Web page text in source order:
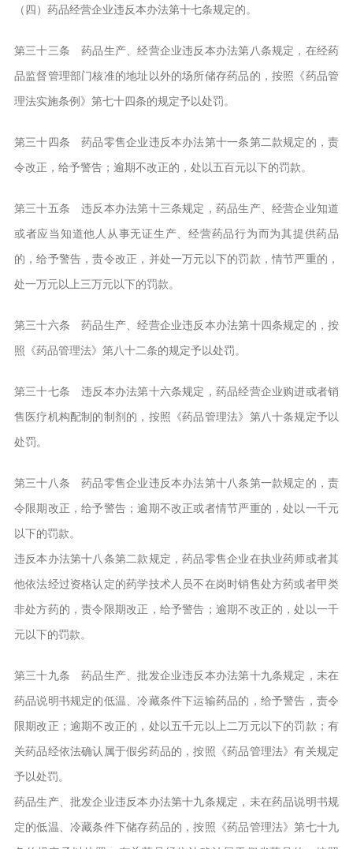
（四）药品经营企业违反本办法第十七条规定的。
第三十三条 药品生产、经营企业违反本办法第八条规定，在经药
品监督管理部门核准的地址以外的场所储存药品的，按照《药品管
理法实施条例》第七十四条的规定予以处罚。
第三十四条 药品零售企业违反本办法第十一条第二款规定的，责
令改正，给予警告；逾期不改正的，处以五百元以下的罚款。
第三十五条 违反本办法第十三条规定，药品生产、经营企业知道
或者应当知道他人从事无证生产、经营药品行为而为其提供药品
的，给予警告，责令改正，并处一万元以下的罚款，情节严重的，
处一万元以上三万元以下的罚款。
第三十六条 药品生产、经营企业违反本办法第十四条规定的，按
照《药品管理法》第八十二条的规定予以处罚。
第三十七条 违反本办法第十六条规定，药品经营企业购进或者销
售医疗机构配制的制剂的，按照《药品管理法》第八十条规定予以
处罚。
第三十八条 药品零售企业违反本办法第十八条第一款规定的，责
令限期改正，给予警告；逾期不改正或者情节严重的，处以一千元
以下的罚款。
违反本办法第十八条第二款规定，药品零售企业在执业药师或者其
他依法经过资格认定的药学技术人员不在岗时销售处方药或者甲类
非处方药的，责令限期改正，给予警告；逾期不改正的，处以一千
元以下的罚款。
第三十九条 药品生产、批发企业违反本办法第十九条规定，未在
药品说明书规定的低温、冷藏条件下运输药品的，给予警告，责令
限期改正；逾期不改正的，处以五千元以上二万元以下的罚款；有
关药品经依法确认属于假劣药品的，按照《药品管理法》有关规定
予以处罚。
药品生产、批发企业违反本办法第十九条规定，未在药品说明书规
定的低温、冷藏条件下储存药品的，按照《药品管理法》第七十九